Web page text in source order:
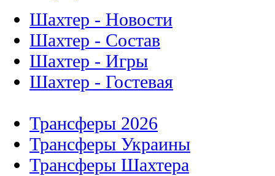
Шахтер - Новости
Шахтер - Состав
Шахтер - Игры
Шахтер - Гостевая
Трансферы 2026
Трансферы Украины
Трансферы Шахтера